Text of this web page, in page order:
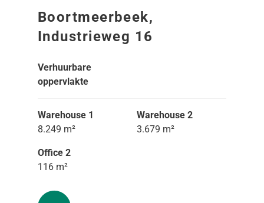
Boortmeerbeek,
Industrieweg 16
Verhuurbare
oppervlakte
Warehouse 1
8.249 m²
Warehouse 2
3.679 m²
Office 2
116 m²